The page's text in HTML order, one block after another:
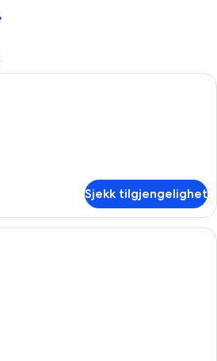
Sjekk tilgjengelighet